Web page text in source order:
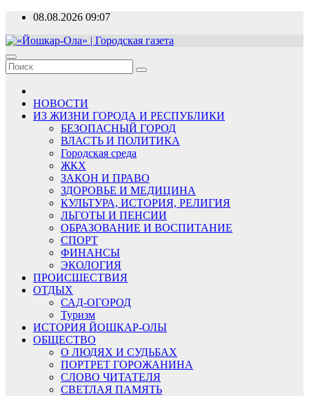
Перейти
содержимому
08.08.2026 09:07
«Йошкар-Ола» | Городская газета
Новости, события, люди
НОВОСТИ
ИЗ ЖИЗНИ ГОРОДА И РЕСПУБЛИКИ
БЕЗОПАСНЫЙ ГОРОД
ВЛАСТЬ И ПОЛИТИКА
Городская среда
ЖКХ
ЗАКОН И ПРАВО
ЗДОРОВЬЕ И МЕДИЦИНА
КУЛЬТУРА, ИСТОРИЯ, РЕЛИГИЯ
ЛЬГОТЫ И ПЕНСИИ
ОБРАЗОВАНИЕ И ВОСПИТАНИЕ
СПОРТ
ФИНАНСЫ
ЭКОЛОГИЯ
ПРОИСШЕСТВИЯ
ОТДЫХ
САД-ОГОРОД
Туризм
ИСТОРИЯ ЙОШКАР-ОЛЫ
ОБЩЕСТВО
О ЛЮДЯХ И СУДЬБАХ
ПОРТРЕТ ГОРОЖАНИНА
СЛОВО ЧИТАТЕЛЯ
СВЕТЛАЯ ПАМЯТЬ